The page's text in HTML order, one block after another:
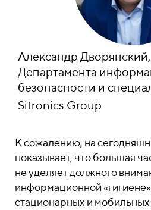
Александр
Департамента
безопасности и
Sitronics Group
К сожалению, на
показывает, что большая
не уделяет должного
информационной
стационарных и мобильных